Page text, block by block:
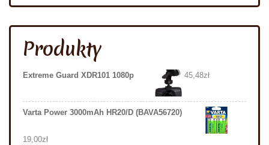
Produkty
Extreme Guard XDR101 1080p 45,48zł
Varta Power 3000mAh HR20/D (BAVA56720)
19,00zł